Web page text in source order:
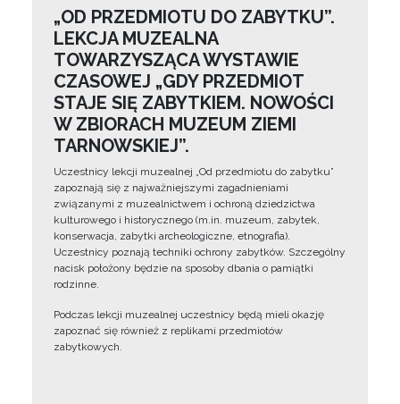
„OD PRZEDMIOTU DO ZABYTKU”.
LEKCJA MUZEALNA
TOWARZYSZĄCA WYSTAWIE
CZASOWEJ „GDY PRZEDMIOT
STAJE SIĘ ZABYTKIEM. NOWOŚCI
W ZBIORACH MUZEUM ZIEMI
TARNOWSKIEJ”.
Uczestnicy lekcji muzealnej „Od przedmiotu do zabytku”
zapoznają się z najważniejszymi zagadnieniami
związanymi z muzealnictwem i ochroną dziedzictwa
kulturowego i historycznego (m.in. muzeum, zabytek,
konserwacja, zabytki archeologiczne, etnografia).
Uczestnicy poznają techniki ochrony zabytków. Szczególny
nacisk położony będzie na sposoby dbania o pamiątki
rodzinne.
Podczas lekcji muzealnej uczestnicy będą mieli okazję
zapoznać się również z replikami przedmiotów
zabytkowych.